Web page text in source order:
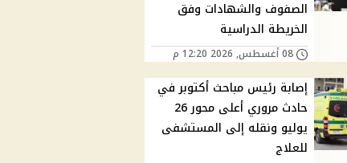
الصفوف والشهادات وفق
الخريطة الدراسية
08 أغسطس, 2026 12:20 م
إصابة رئيس مباحث أكتوبر في
حادث مروري أعلى محور 26
يوليو ونقله إلى المستشفى
للعلاج